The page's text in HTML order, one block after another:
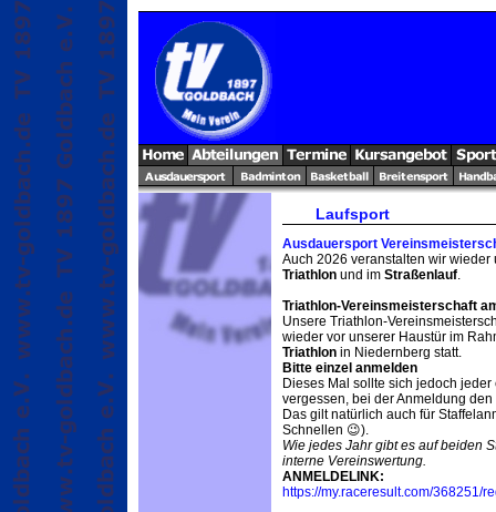
Laufsport
Ausdauersport
Auch 2026 veranstalten wir
Triathlon und im Straßenlauf.
Triathlon-Vereinsmeisterschaft
Unsere Triathlon-
wieder vor unserer Haustür im
Triathlon in Niedernberg statt.
Bitte einzel anmelden
Dieses Mal sollte sich jedoch
vergessen, bei der Anmeldung
Das gilt natürlich auch für
Schnellen 😉).
Wie jedes Jahr gibt es auf beiden
interne Vereinswertung.
ANMELDELINK:
https://my.raceresult.com/368251/